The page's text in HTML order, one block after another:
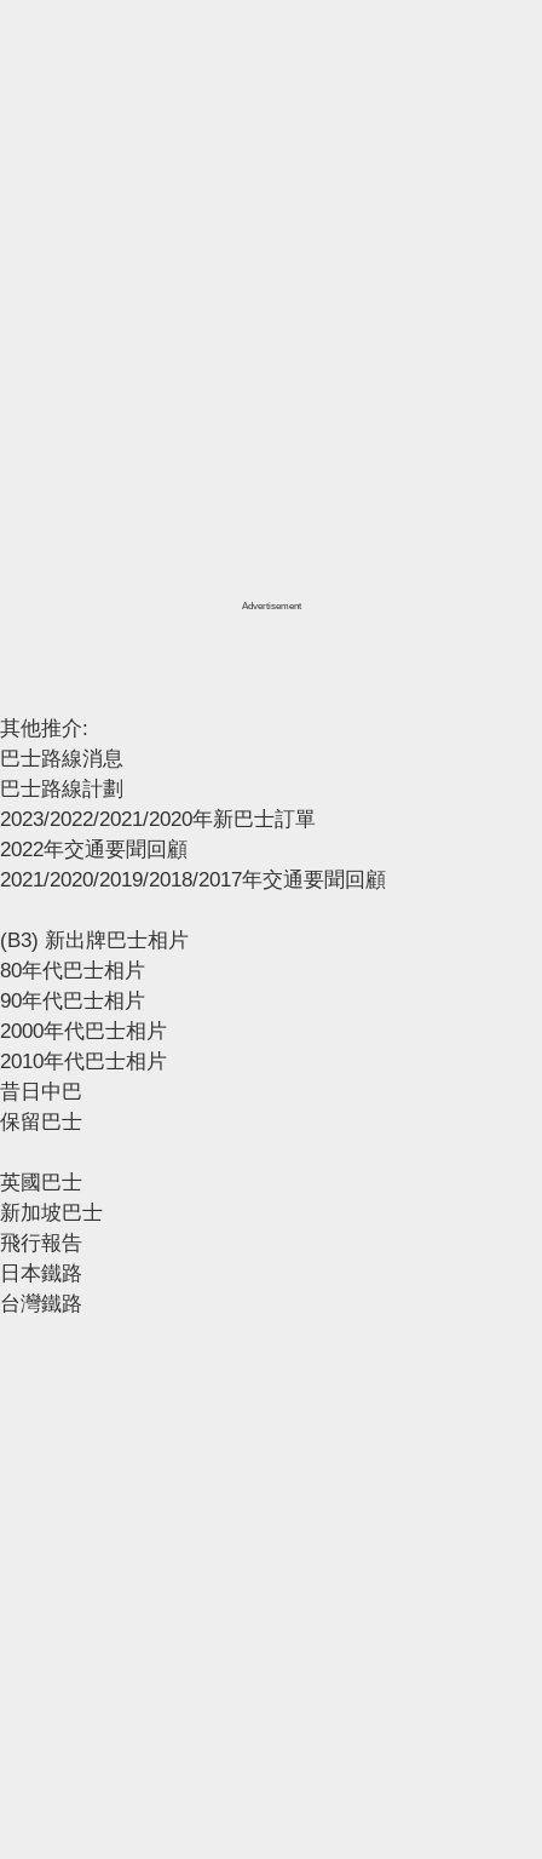
Advertisement
其他推介:
巴士路線消息
巴士路線計劃
2023/2022/2021/2020年新巴士訂單
2022年交通要聞回顧
2021/2020/2019/2018/2017年交通要聞回顧
(B3) 新出牌巴士相片
80年代巴士相片
90年代巴士相片
2000年代巴士相片
2010年代巴士相片
昔日中巴
保留巴士
英國巴士
新加坡巴士
飛行報告
日本鐵路
台灣鐵路